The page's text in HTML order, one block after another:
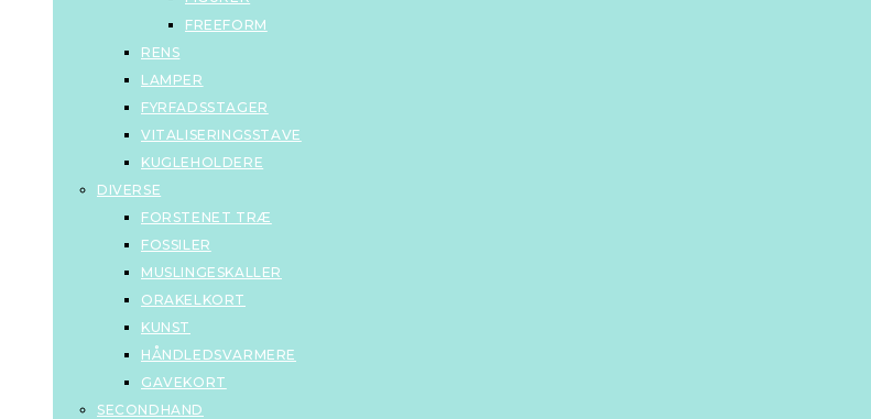
FREEFORM
RENS
LAMPER
FYRFADSSTAGER
VITALISERINGSSTAVE
KUGLEHOLDERE
DIVERSE
FORSTENET TRÆ
FOSSILER
MUSLINGESKALLER
ORAKELKORT
KUNST
HÅNDLEDSVARMERE
GAVEKORT
SECONDHAND